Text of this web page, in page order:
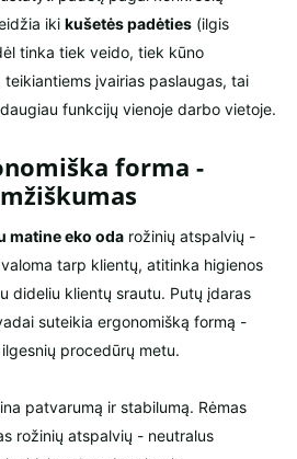
iki kušetės padėties (ilgis
tinka tiek veido, tiek kūno
įvairias paslaugas, tai
funkcijų vienoje darbo vietoje.
forma -
matine eko oda rožinių atspalvių -
tarp klientų, atitinka higienos
dideliu klientų srautu. Putų įdaras
suteikia ergonomišką formą -
procedūrų metu.
patvarumą ir stabilumą. Rėmas
rožinių atspalvių - neutralus